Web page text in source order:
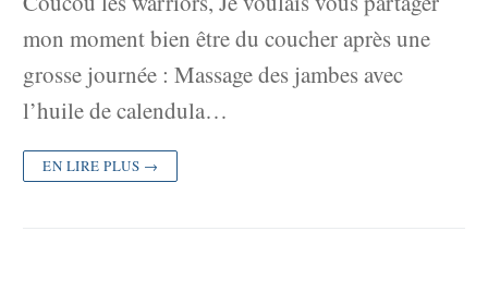
mon moment bien être du coucher après une
grosse journée : Massage des jambes avec
l’huile de calendula…
EN LIRE PLUS →